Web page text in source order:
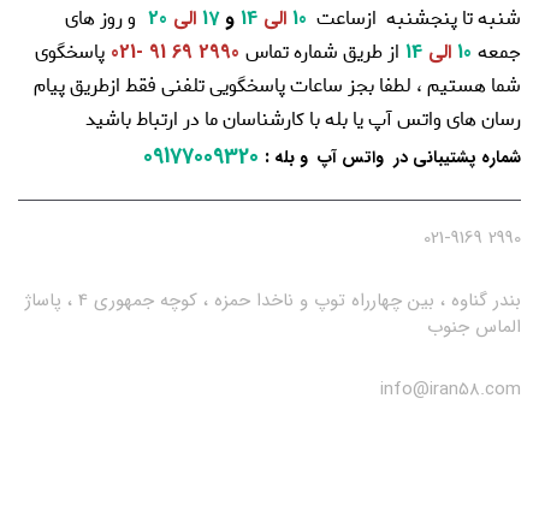
شنبه تا پنجشنبه ازساعت 10 الی و17 الی
و روز های
جمعه
الی از طریق شماره تماس 2990 69 91 -021
پاسخگوی
شما هستیم ، لطفا بجز ساعات پاسخگویی تلفنی فقط ازطریق پیام
رسان های واتس آپ یا بله با کارشناسان ما در ارتباط باشید
شماره پشتیبانی در واتس آپ و بله :
09177009320
2990 021-9169
بندر گناوه ، بین چهارراه توپ و ناخدا حمزه ، کوچه جمهوری 4 ، پاساژ
الماس جنوب
info@iran58.com